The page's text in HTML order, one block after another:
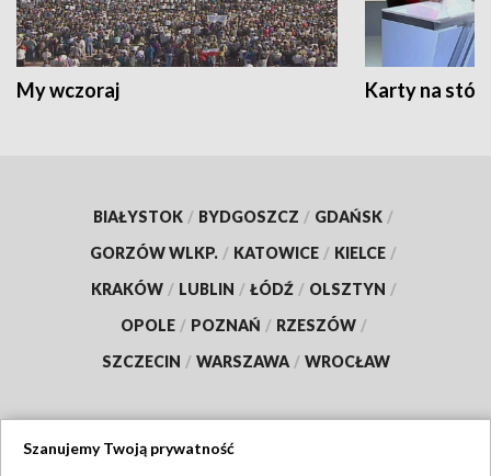
My wczoraj Karty na
BIAŁYSTOK / BYDGOSZCZ / GDAŃSK /
GORZÓW WLKP. / KATOWICE / KIELCE /
KRAKÓW / LUBLIN / ŁÓDŹ / OLSZTYN /
OPOLE / POZNAŃ / RZESZÓW /
SZCZECIN / WARSZAWA / WROCŁAW
Szanujemy Twoją prywatność